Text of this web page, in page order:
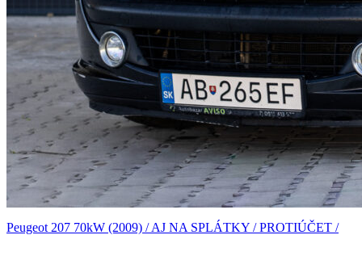
Peugeot 207 70kW (2009) / AJ NA SPLÁTKY / PROTIÚČET /